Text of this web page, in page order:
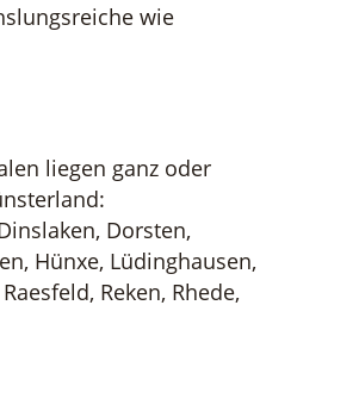
wie
liegen ganz oder
Dorsten,
Hünxe, Lüdinghausen,
Reken, Rhede,